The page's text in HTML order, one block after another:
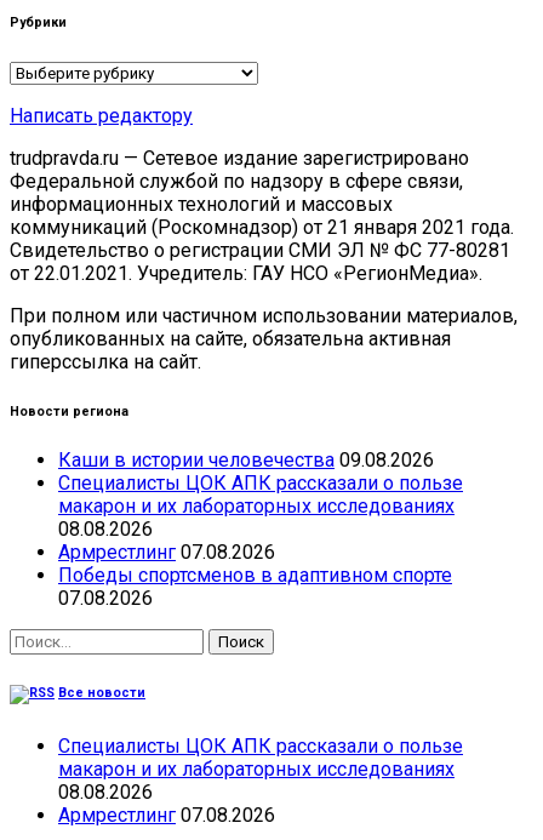
Рубрики
Рубрики
Написать редактору
trudpravda.ru — Сетевое издание зарегистрировано
Федеральной службой по надзору в сфере связи,
информационных технологий и массовых
коммуникаций (Роскомнадзор) от 21 января 2021 года.
Свидетельство о регистрации СМИ ЭЛ № ФС 77-80281
от 22.01.2021. Учредитель: ГАУ НСО «РегионМедиа».
При полном или частичном использовании материалов,
опубликованных на сайте, обязательна активная
гиперссылка на сайт.
Новости региона
Каши в истории человечества 09.08.2026
Специалисты ЦОК АПК рассказали о пользе
макарон и их лабораторных исследованиях
08.08.2026
Армрестлинг 07.08.2026
Победы спортсменов в адаптивном спорте
07.08.2026
Найти:
Все новости
Специалисты ЦОК АПК рассказали о пользе
макарон и их лабораторных исследованиях
08.08.2026
Армрестлинг 07.08.2026